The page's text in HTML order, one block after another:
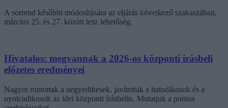
A sorrend későbbi módosítására az eljárás következő szakaszában,
március 25. és 27. között lesz lehetőség.
Hivatalos: megvannak a 2026-os központi írásbeli
előzetes eredményei
Nagyot rontottak a negyedikesek, javítottak a hatodikosok és a
nyolcadikosok az idei központi írásbelin. Mutatjuk a pontos